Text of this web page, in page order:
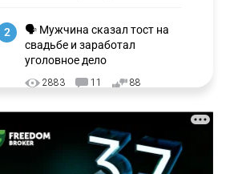
2
🗣 Мужчина сказал тост на
свадьбе и заработал
уголовное дело
2883 11 88
Переписку из телефона
Нурай Серикбай в день
похищения зачитали в суде